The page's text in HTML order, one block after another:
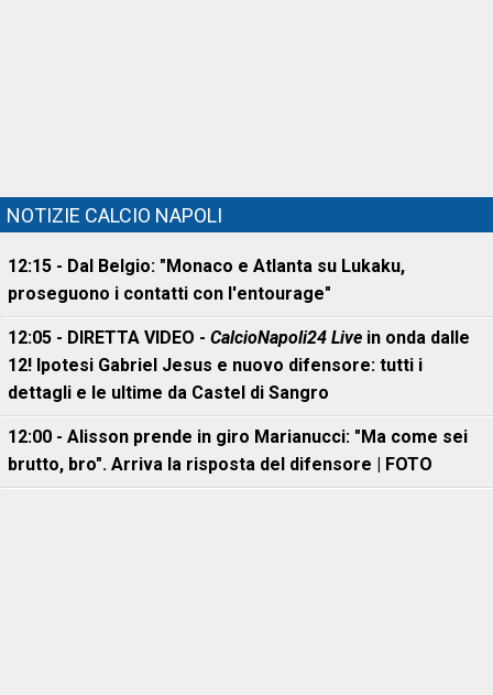
NOTIZIE CALCIO NAPOLI
12:15 - Dal Belgio: "Monaco e Atlanta su Lukaku,
proseguono i contatti con l'entourage"
12:05 - DIRETTA VIDEO - CalcioNapoli24 Live in onda dalle
12! Ipotesi Gabriel Jesus e nuovo difensore: tutti i
dettagli e le ultime da Castel di Sangro
12:00 - Alisson prende in giro Marianucci: "Ma come sei
brutto, bro". Arriva la risposta del difensore | FOTO